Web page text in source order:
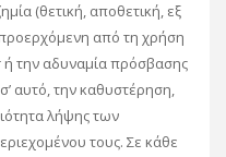
(θετική, αποθετική, εξ
από τη χρήση
την αδυναμία πρόσβασης
αυτό, την καθυστέρηση,
λήψης των
τους. Σε κάθε